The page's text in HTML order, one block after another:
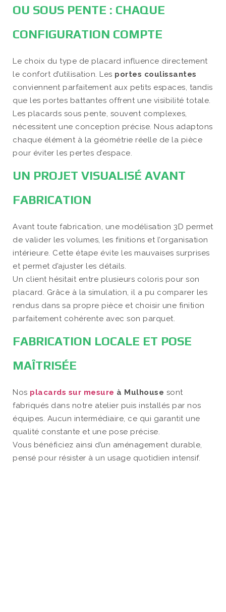
OU SOUS PENTE : CHAQUE
CONFIGURATION COMPTE
Le choix du type de placard influence directement
le confort d’utilisation. Les portes coulissantes
conviennent parfaitement aux petits espaces, tandis
que les portes battantes offrent une visibilité totale.
Les placards sous pente, souvent complexes,
nécessitent une conception précise. Nous adaptons
chaque élément à la géométrie réelle de la pièce
pour éviter les pertes d’espace.
UN PROJET VISUALISÉ AVANT
FABRICATION
Avant toute fabrication, une modélisation 3D permet
de valider les volumes, les finitions et l’organisation
intérieure. Cette étape évite les mauvaises surprises
et permet d’ajuster les détails.
Un client hésitait entre plusieurs coloris pour son
placard. Grâce à la simulation, il a pu comparer les
rendus dans sa propre pièce et choisir une finition
parfaitement cohérente avec son parquet.
FABRICATION LOCALE ET POSE
MAÎTRISÉE
Nos placards sur mesure à Mulhouse sont
fabriqués dans notre atelier puis installés par nos
équipes. Aucun intermédiaire, ce qui garantit une
qualité constante et une pose précise.
Vous bénéficiez ainsi d’un aménagement durable,
pensé pour résister à un usage quotidien intensif.